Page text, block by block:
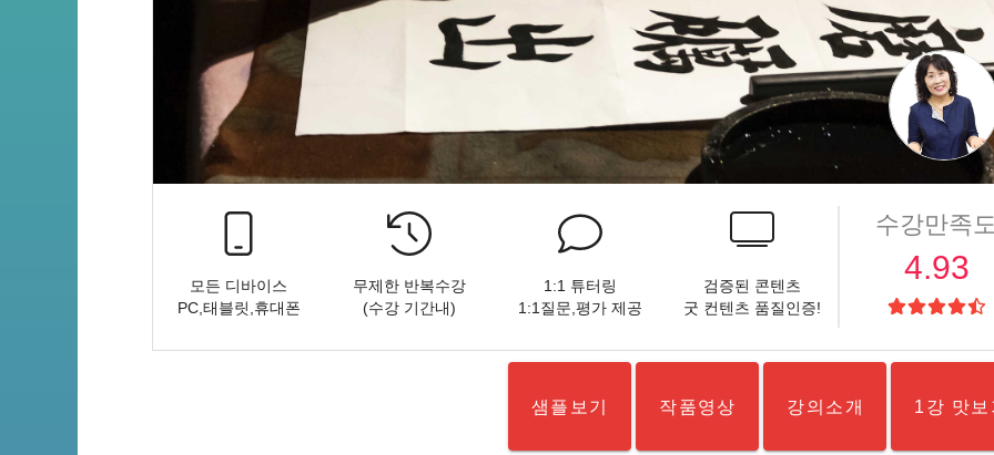
모든 디바이스
PC,태블릿,휴대폰
무제한 반복수강
(수강 기간내)
1:1 튜터링
1:1질문,평가 제공
검증된 콘텐츠
굿 컨텐츠 품질인증!
수강만족
4.93
샘플보기 작품영상 강의소개 1강 맛보